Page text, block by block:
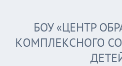
БОУ «ЦЕНТР
КОМПЛЕКСНОГО